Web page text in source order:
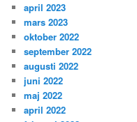
april 2023
mars 2023
oktober 2022
september 2022
augusti 2022
juni 2022
maj 2022
april 2022